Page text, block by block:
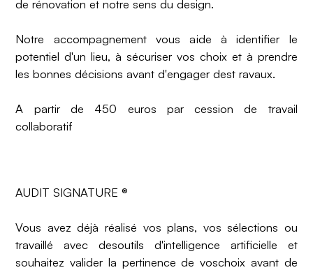
de rénovation et notre sens du design.
Notre accompagnement vous aide à identifier le
potentiel d'un lieu, à sécuriser vos choix et à prendre
les bonnes décisions avant d'engager dest ravaux.
A partir de 450 euros par cession de travail
collaboratif
AUDIT SIGNATURE ®
Vous avez déjà réalisé vos plans, vos sélections ou
travaillé avec desoutils d'intelligence artificielle et
souhaitez valider la pertinence de voschoix avant de